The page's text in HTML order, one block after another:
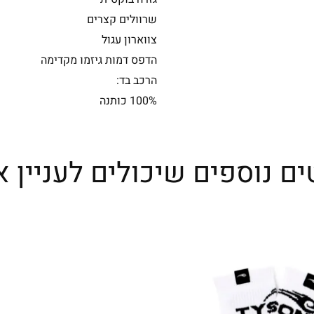
שרוולים קצרים
צווארון עגול
הדפס דמות גיזמו מקדימה
הרכב בד:
100% כותנה
נוספים שיכולים לעניין